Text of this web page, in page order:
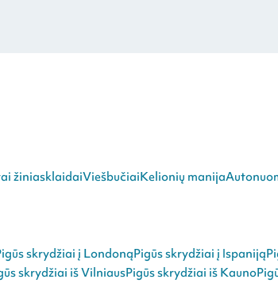
žiniasklaidaiViešbučiaiKelionių manija
skrydžiai į LondonąPigūs skrydžiai į Ispaniją
skrydžiai iš VilniausPigūs skrydžiai iš Kauno